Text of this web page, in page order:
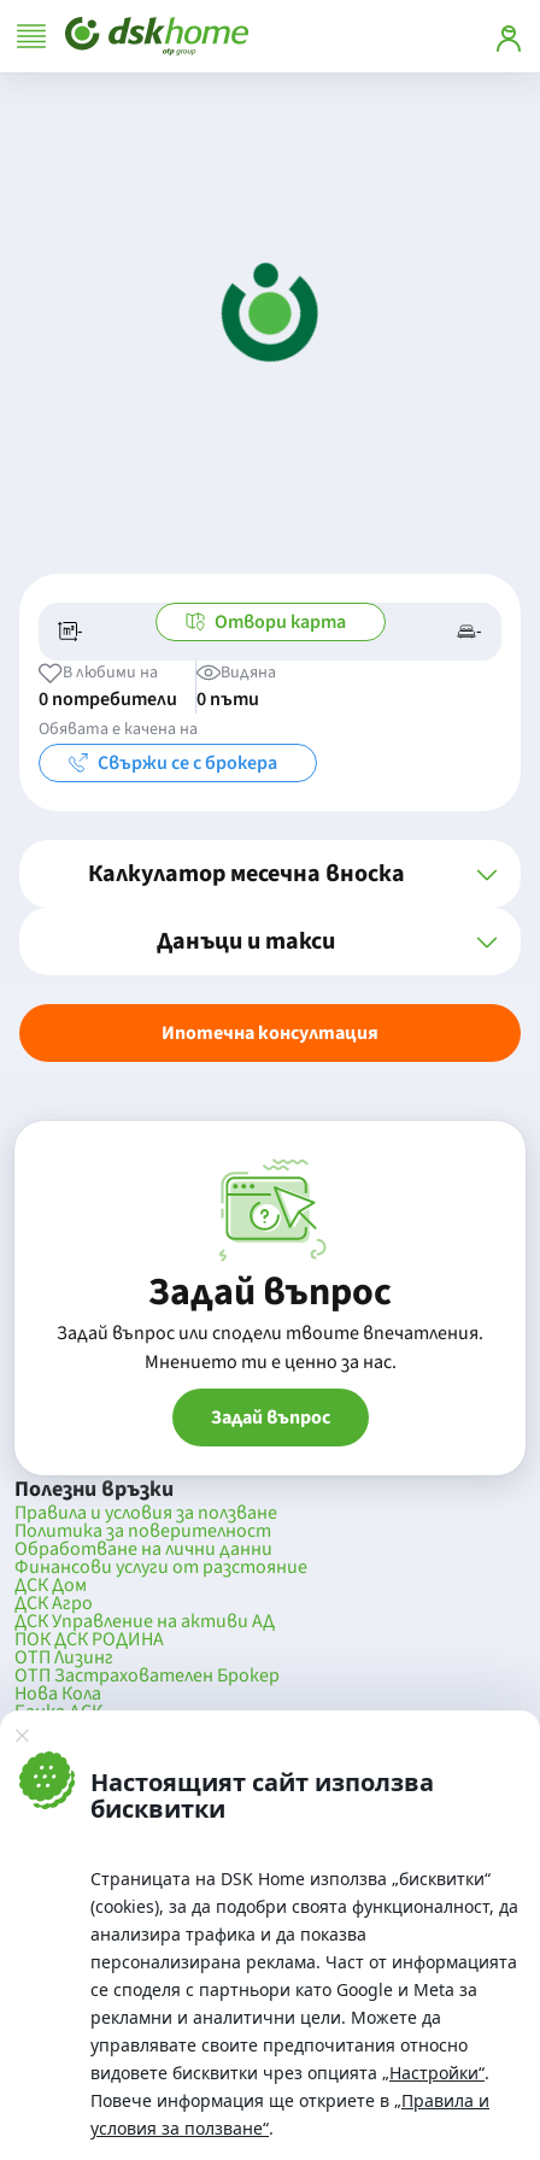
Настоящият сайт използва
бисквитки
Страницата на DSK Home използва „бисквитки“
(cookies), за да подобри своята функционалност, да
анализира трафика и да показва
персонализирана реклама. Част от информацията
се споделя с партньори като Google и Meta за
рекламни и аналитични цели. Можете да
управлявате своите предпочитания относно
видовете бисквитки чрез опцията „Настройки“.
Повече информация ще откриете в „Правила и
условия за ползване“.
- -/- -
Отвори карта
В любими на
0 потребители
Видяна
0 пъти
Обявата е качена на
Свържи се с брокера
Калкулатор месечна вноска
Данъци и такси
Ипотечна консултация
Задай въпрос
Задай въпрос или сподели твоите впечатления.
Mнението ти е ценно за нас.
Задай въпрос
Полезни връзки
Правила и условия за ползване
Политика за поверителност
Обработване на лични данни
Финансови услуги от разстояние
ДСК Дом
ДСК Агро
ДСК Управление на активи АД
ПОК ДСК РОДИНА
ОТП Лизинг
ОТП Застрахователен Брокер
Нова Кола
Банка ДСК
DSK Mobile
Оферти за продажба от Банка ДСК
Клонова мрежа и банкомати
До началото на страницата
Телефон:
0700 10 375 / *2375
Московска No.19 / ул. Г. Бенковски No. 5, София 1036
SWIFT/BIC: